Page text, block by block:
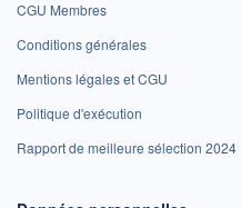
CGU Membres
Conditions générales
Mentions légales et CGU
Politique d'exécution
Rapport de meilleure sélection 2024